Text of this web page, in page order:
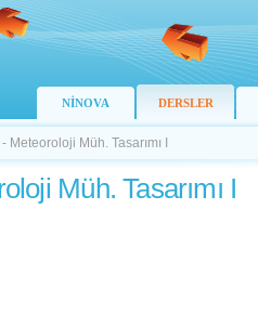
NİNOVA DERSLER
Meteoroloji Müh. Tasarımı I
Müh. Tasarımı I